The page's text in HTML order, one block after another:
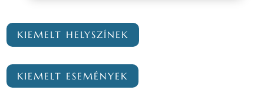
KIEMELT HELYSZÍNEK
KIEMELT ESEMÉNYEK